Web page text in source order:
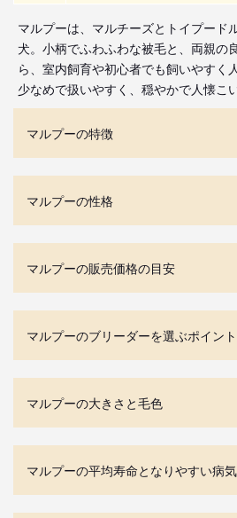
マルプーは、マルチーズとトイプード
犬。小柄でふわふわな被毛と、両親の
ら、室内飼育や初心者でも飼いやすく
少なめで扱いやすく、穏やかで人懐こ
マルプーの特徴
マルプーの性格
マルプーの販売価格の目安
マルプーのブリーダーを選ぶポイント
マルプーの大きさと毛色
マルプーの平均寿命となりやすい病気